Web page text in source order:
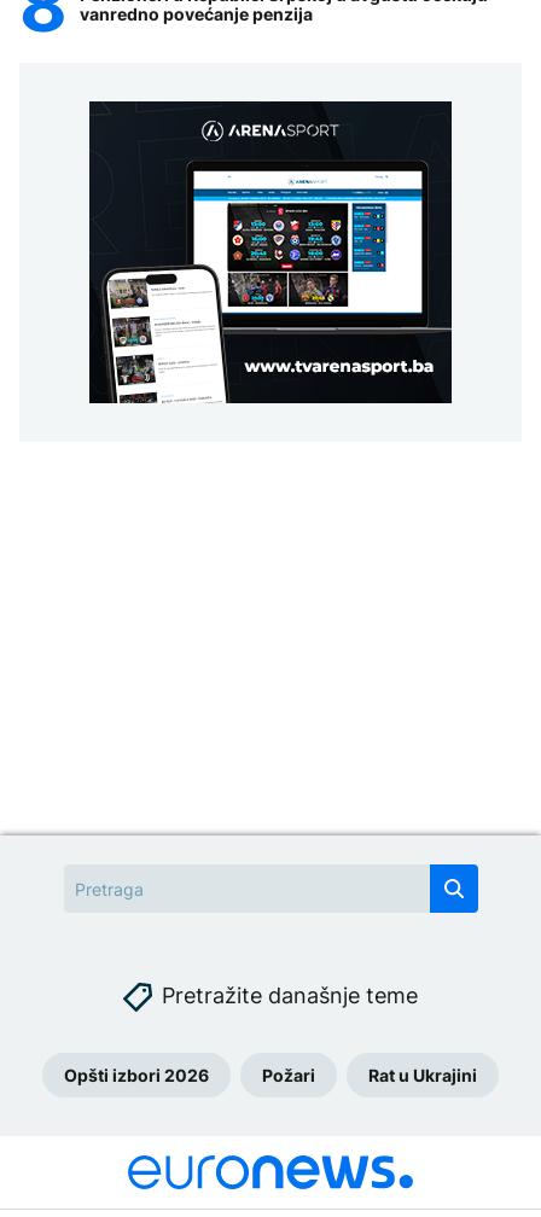
vanredno povećanje penzija
Pretražite današnje teme
Opšti izbori 2026 Požari Rat u Ukrajini